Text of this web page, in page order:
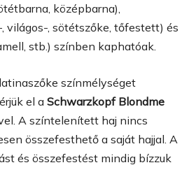
középbarna),
világos-, sötétszőke, tőfestett) és
stb.) színben kaphatóak.
színmélységet
el a Schwarzkopf Blondme
A színtelenített haj nincs
összefesthető a saját hajjal. A
és összefestést mindig bízzuk